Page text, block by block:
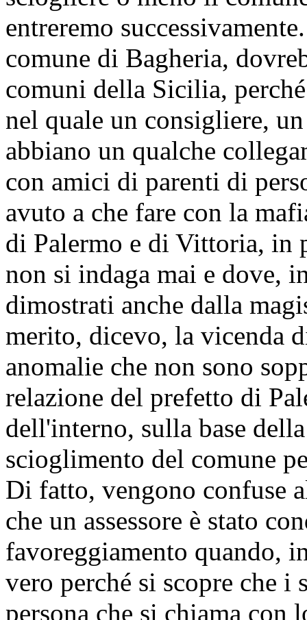
entreremo
comune di Bagheria,
comuni della Sicilia,
nel quale un consigliere,
abbiano un qualche
con amici di parenti di
avuto a che fare con la
di Palermo e di Vittoria, in
non si indaga mai e dove,
dimostrati anche dalla
merito, dicevo, la vicenda
anomalie che non sono
relazione del prefetto di
dell'interno, sulla base
scioglimento del comune
Di fatto, vengono confuse
che un assessore è stato
favoreggiamento quando,
vero perché si scopre che i
persona che si chiama con